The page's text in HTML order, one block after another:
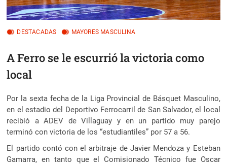
DESTACADAS MAYORES MASCULINA
A Ferro se le escurrió la victoria como
local
Por la sexta fecha de la Liga Provincial de Básquet Masculino,
en el estadio del Deportivo Ferrocarril de San Salvador, el local
recibió a ADEV de Villaguay y en un partido muy parejo
terminó con victoria de los “estudiantiles” por 57 a 56.
El partido contó con el arbitraje de Javier Mendoza y Esteban
Gamarra, en tanto que el Comisionado Técnico fue Oscar